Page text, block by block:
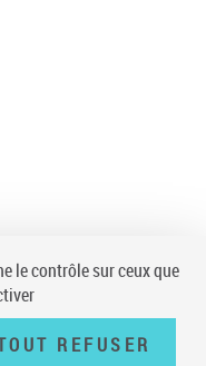
le contrôle sur ceux que
REFUSER